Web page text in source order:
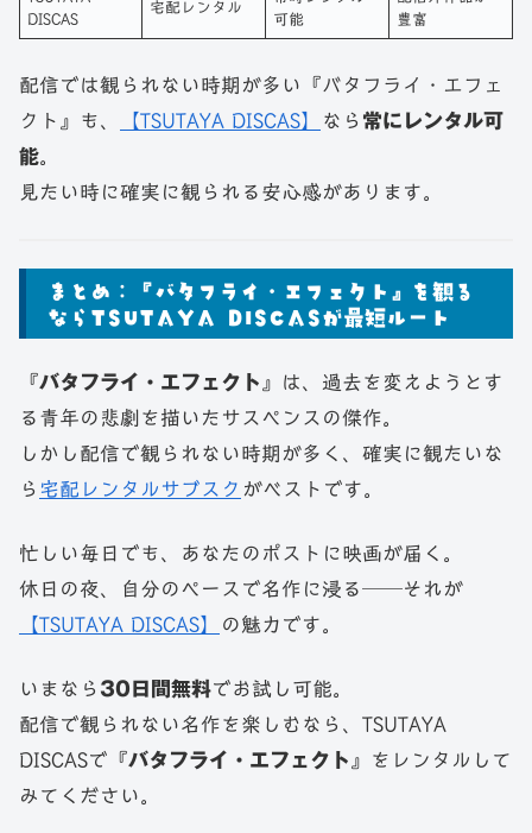
DISCAS
宅配レンタル
可能
豊富
配信では観られない時期が多い『バタフライ・エフェ
クト』も、
【TSUTAYA DISCAS】 なら 常にレンタル可
能。
見たい時に確実に観られる安心感があります。
まとめ：『バタフライ・エフェクト』を観る
ならTSUTAYA DISCASが最短ルート
『バタフライ・エフェクト 』は、過去を変えようとす
る青年の悲劇を描いたサスペンスの傑作。
しかし配信で観られない時期が多く、確実に観たいな
ら 宅配レンタルサブスク がベストです。
忙しい毎日でも、あなたのポストに映画が届く。
休日の夜、自分のペースで名作に浸る──それが
【TSUTAYA DISCAS】
の魅力です。
いまなら 30日間無料でお試し可能。
配信で観られない名作を楽しむなら、TSUTAYA
DISCASで『バタフライ・エフェクト 』をレンタルして
みてください。